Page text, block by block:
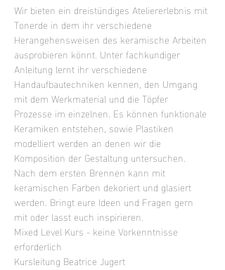
Wir bieten ein dreistündiges Ateliererlebnis mit
Tonerde in dem ihr verschiedene
Herangehensweisen des keramische Arbeiten
ausprobieren könnt. Unter fachkundiger
Anleitung lernt ihr verschiedene
Handaufbautechniken kennen, den Umgang
mit dem Werkmaterial und die Töpfer
Prozesse im einzelnen. Es können funktionale
Keramiken entstehen, sowie Plastiken
modelliert werden an denen wir die
Komposition der Gestaltung untersuchen.
Nach dem ersten Brennen kann mit
keramischen Farben dekoriert und glasiert
werden. Bringt eure Ideen und Fragen gern
mit oder lasst euch inspirieren.
Mixed Level Kurs - keine Vorkenntnisse
erforderlich
Kursleitung Beatrice Jugert